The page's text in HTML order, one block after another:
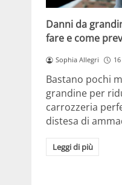
Danni da
fare e come
Sophia Allegri
Bastano pochi
grandine per
carrozzeria
distesa di
Leggi di più